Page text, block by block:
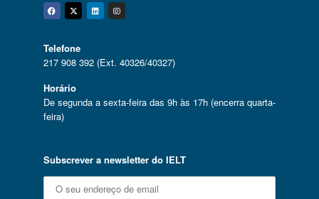
Facebook
Twitter
Linkedin
Instagram
Telefone
217 908 392 (Ext. 40326/40327)
Horário
De segunda a sexta-feira das 9h às 17h (encerra quarta-
feira)
Subscrever a newsletter do IELT